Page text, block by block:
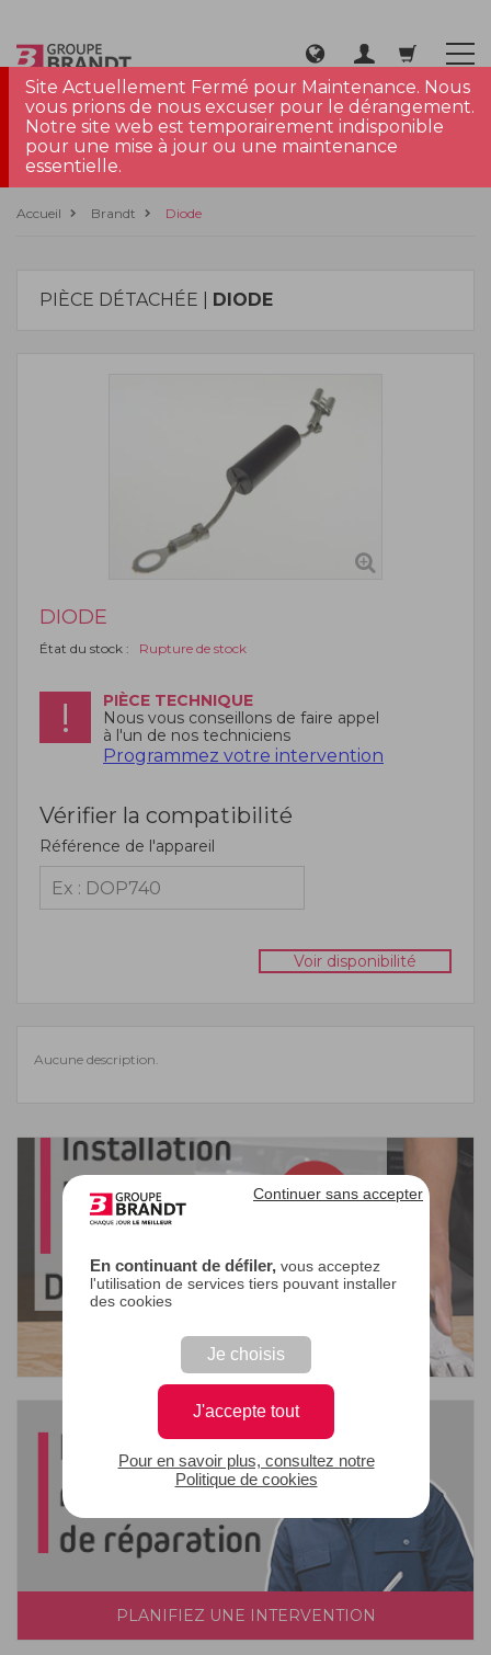
En continuant de défiler, vous acceptez
l'utilisation de services tiers pouvant installer
des cookies
Je choisis
J'accepte tout
Continuer sans accepter
Pour en savoir plus, consultez notre
Politique de cookies
Site Actuellement Fermé pour Maintenance. Nous
vous prions de nous excuser pour le dérangement.
Notre site web est temporairement indisponible
pour une mise à jour ou une maintenance
essentielle.
Accueil Brandt Diode
PIÈCE DÉTACHÉE | DIODE
DIODE
État du stock : Rupture de stock
PIÈCE TECHNIQUE
Nous vous conseillons de faire appel
à l'un de nos techniciens
Programmez votre intervention
Vérifier la compatibilité
Référence de l'appareil
Voir disponibilité
Aucune description.
PLANIFIEZ UNE INTERVENTION